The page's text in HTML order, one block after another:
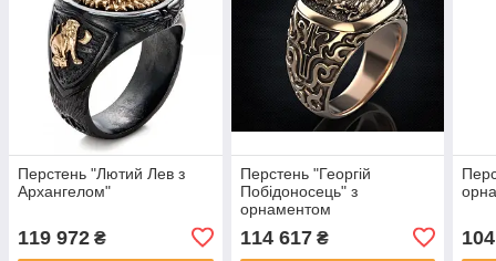
Перстень "Лютий Лев з
Архангелом"
119 972 ₴
Перстень "Георгій
Побідоносець" з
орнаментом
114 617₴